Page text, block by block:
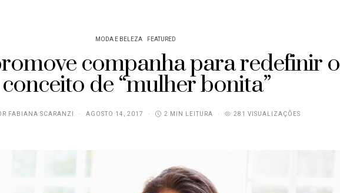
MODA E BELEZA FEATURED
companha para redefinir o
conceito de “mulher bonita”
FABIANA SCARANZI AGOSTO 14, 2017 2 MIN LEITURA 281 VISUALIZAÇÕES